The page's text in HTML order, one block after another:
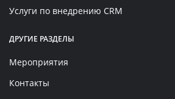
Услуги по внедрению CRM
ДРУГИЕ РАЗДЕЛЫ
Мероприятия
Контакты